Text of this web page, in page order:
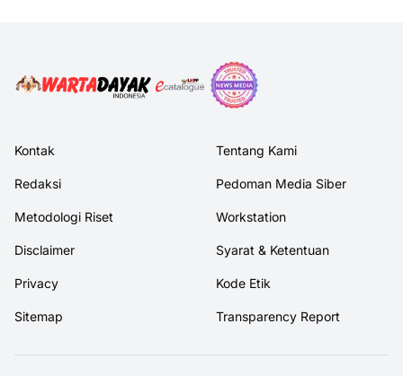
Kontak Tentang Kami
Redaksi Pedoman Media Siber
Metodologi Riset Workstation
Disclaimer Syarat & Ketentuan
Privacy Kode Etik
Sitemap Transparency Report